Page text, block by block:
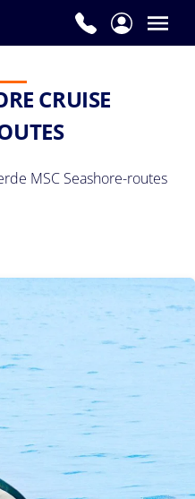
CRUISE
MSC Seashore-routes